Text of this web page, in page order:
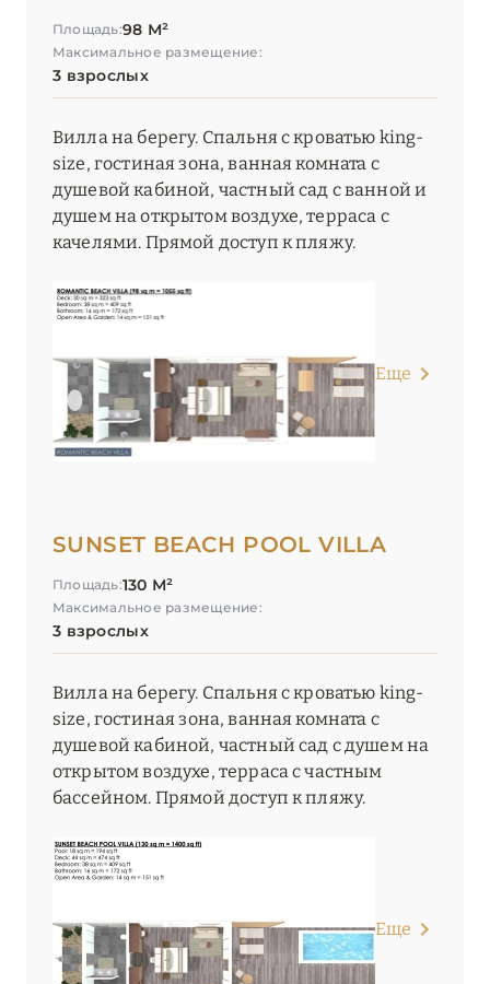
Площадь:98 М²
Максимальное размещение:
3 взрослых
Вилла на берегу. Спальня с кроватью king-
size, гостиная зона, ванная комната с
душевой кабиной, частный сад с ванной и
душем на открытом воздухе, терраса с
качелями. Прямой доступ к пляжу.
Еще
SUNSET BEACH POOL VILLA
Площадь:130 М²
Максимальное размещение:
3 взрослых
Вилла на берегу. Спальня с кроватью king-
size, гостиная зона, ванная комната с
душевой кабиной, частный сад с душем на
открытом воздухе, терраса с частным
бассейном. Прямой доступ к пляжу.
Еще